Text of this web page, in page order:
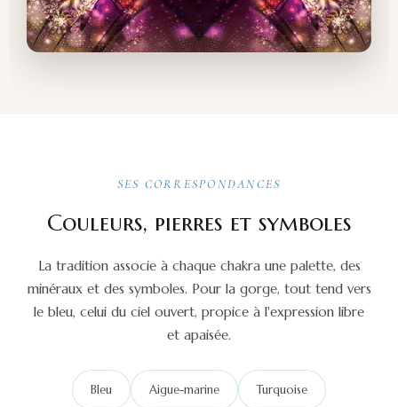
SES CORRESPONDANCES
Couleurs, pierres et symboles
La tradition associe à chaque chakra une palette, des
minéraux et des symboles. Pour la gorge, tout tend vers
le bleu, celui du ciel ouvert, propice à l'expression libre
et apaisée.
Bleu Aigue-marine Turquoise